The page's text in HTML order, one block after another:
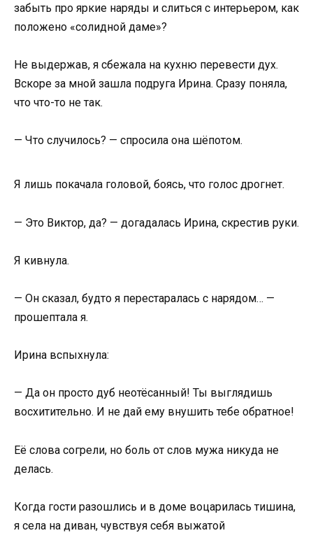
забыть про яркие наряды и слиться с интерьером, как
положено «солидной даме»?
Не выдержав, я сбежала на кухню перевести дух.
Вскоре за мной зашла подруга Ирина. Сразу поняла,
что что-то не так.
— Что случилось? — спросила она шёпотом.
Я лишь покачала головой, боясь, что голос дрогнет.
— Это Виктор, да? — догадалась Ирина, скрестив руки.
Я кивнула.
— Он сказал, будто я перестаралась с нарядом… —
прошептала я.
Ирина вспыхнула:
— Да он просто дуб неотёсанный! Ты выглядишь
восхитительно. И не дай ему внушить тебе обратное!
Её слова согрели, но боль от слов мужа никуда не
делась.
Когда гости разошлись и в доме воцарилась тишина,
я села на диван, чувствуя себя выжатой